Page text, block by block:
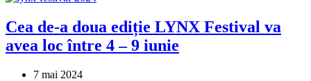
Cea de-a doua ediție LYNX Festival va
avea loc între 4 – 9 iunie
7 mai 2024